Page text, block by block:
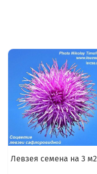
Левзея семена на 3 м2